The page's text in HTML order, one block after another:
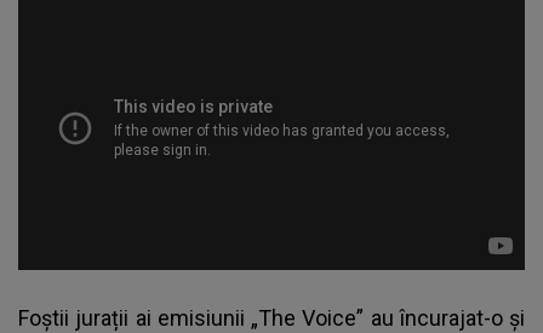
Foștii jurații ai emisiunii „The Voice” au încurajat-o și